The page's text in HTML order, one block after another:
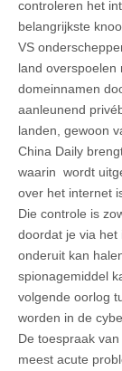
controleren het
belangrijkste
VS
land overspoelen
domeinnamen
aanleunend
landen, gewoon
China Daily
waarin wordt
over het internet
Die controle is
doordat je via het
onderuit kan
spionagemiddel
volgende oorlog
worden in de
De toespraak
meest acute